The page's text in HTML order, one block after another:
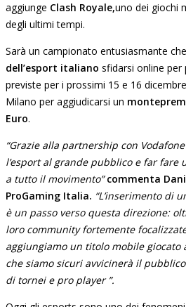
aggiunge Clash Royale,uno dei giochi
degli ultimi tempi.
Sarà un campionato entusiasmante
dell’esport italiano sfidarsi online
previste per i prossimi 15 e 16
Milano per aggiudicarsi un
Euro.
“Grazie alla partnership con
l’esport al grande pubblico e far fare
a tutto il movimento”commenta
ProGaming Italia. “L’inserimento di
è un passo verso questa direzione:
loro community fortemente
aggiungiamo un titolo mobile giocato
che siamo sicuri avvicinerà il
di tornei e pro player ”.